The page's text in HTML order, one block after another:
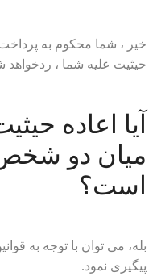
خیر ، شما محکوم به
حیثیت علیه شما ، ردخواهد
آیا اعاده
میان دو شخص
است؟
بله، می توان با توجه به
پیگیری نمود.